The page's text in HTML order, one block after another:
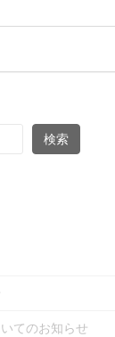
検索
てのお知らせ